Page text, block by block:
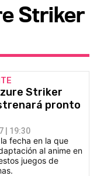
Striker
Striker
pronto
| 19:30
fecha en la que
al anime en
juegos de